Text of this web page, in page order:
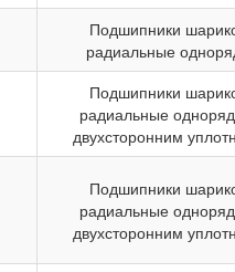
Подшипники
радиальные
Подшипники
радиальные
двухсторонним
Подшипники
радиальные
двухсторонним